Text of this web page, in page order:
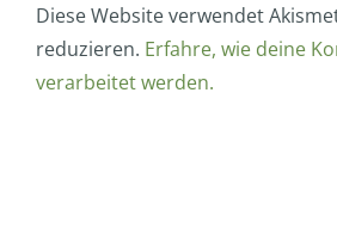
Diese Website verwendet
reduzieren. Erfahre, wie deine
verarbeitet werden.